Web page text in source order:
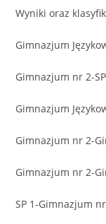
Wyniki oraz
Gimnazjum
Gimnazjum
Gimnazjum nr
Gimnazjum nr 2-
SP 1-